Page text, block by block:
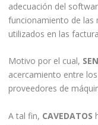
adecuación del
funcionamiento de las
utilizados en las
Motivo por el cual,
acercamiento entre
proveedores de
A tal fin, CAVEDATOS